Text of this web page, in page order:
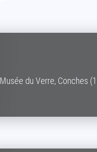
. Musée du Verre, Conches